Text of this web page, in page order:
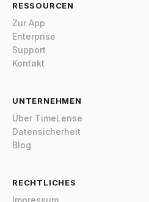
RESSOURCEN
Zur App
Enterprise
Support
Kontakt
UNTERNEHMEN
Über TimeLense
Datensicherheit
Blog
RECHTLICHES
Impressum